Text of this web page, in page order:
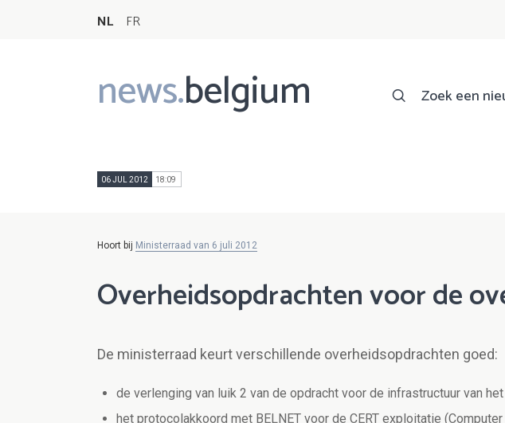
NL FR
news.belgium
Main
navigation
Zoek een
06 JUL 2012 18:09
Hoort bij Ministerraad van 6 juli 2012
Overheidsopdrachten voor de
De ministerraad keurt verschillende overheidsopdrachten goed:
de verlenging van luik 2 van de opdracht voor de infrastructuur van
het protocolakkoord met BELNET voor de CERT exploitatie